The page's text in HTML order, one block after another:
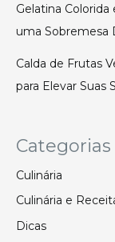
Gelatina
uma Sobremesa
Calda de Frutas
para Elevar Suas
Categorias
Culinária
Culinária e
Dicas